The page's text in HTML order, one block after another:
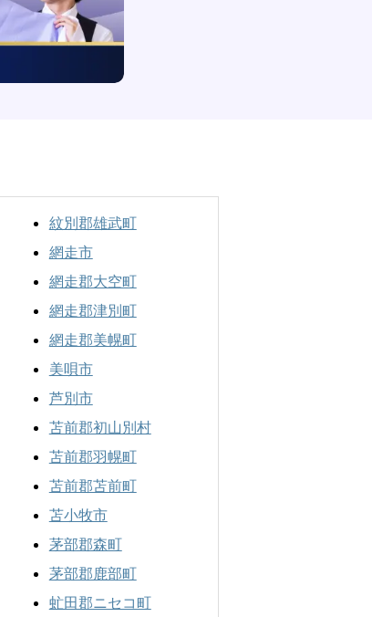
紋別郡雄武町
網走市
網走郡大空町
網走郡津別町
網走郡美幌町
美唄市
芦別市
苫前郡初山別村
苫前郡羽幌町
苫前郡苫前町
苫小牧市
茅部郡森町
茅部郡鹿部町
虻田郡ニセコ町